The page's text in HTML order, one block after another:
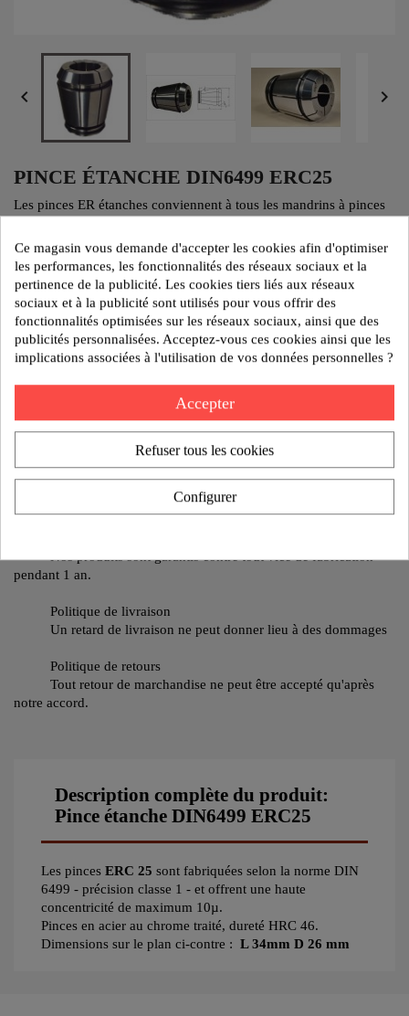
 
PINCE ÉTANCHE DIN6499 ERC25
Les pinces ER étanches conviennent à tous les mandrins à pinces
pression. Elles peuvent être montées sur des machines à haute
vitesse avec alimentation au centre de la broche, telles que tours et
centre d’usinage CNC. Pour le serrage d’outils coupants à trou
d’huile interne à queue cylindrique avec sans méplat.
Modèle : PINCE ERC25 Ø 3,0 DIN6499
AJOUTER AU DEVIS
Nos produits sont garantis contre tout vice de fabrication
pendant 1 an.
Politique de livraison
Un retard de livraison ne peut donner lieu à des dommages
Politique de retours
Tout retour de marchandise ne peut être accepté qu'après
notre accord.
Description complète du produit:
Pince étanche DIN6499 ERC25
Les pinces ERC 25 sont fabriquées selon la norme DIN
6499 - précision classe 1 - et offrent une haute
concentricité de maximum 10µ.
Pinces en acier au chrome traité, dureté HRC 46.
Dimensions sur le plan ci-contre : L 34mm D 26 mm
Ce magasin vous demande d'accepter les cookies afin d'optimiser
les performances, les fonctionnalités des réseaux sociaux et la
pertinence de la publicité. Les cookies tiers liés aux réseaux
sociaux et à la publicité sont utilisés pour vous offrir des
fonctionnalités optimisées sur les réseaux sociaux, ainsi que des
publicités personnalisées. Acceptez-vous ces cookies ainsi que les
implications associées à l'utilisation de vos données personnelles ?
Accepter
Refuser tous les cookies
Configurer